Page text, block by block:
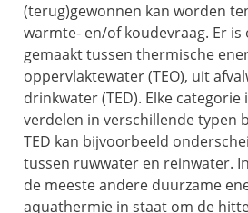
(terug)gewonnen kan worden
warmte- en/of koudevraag. Er is
gemaakt tussen thermische
oppervlaktewater (TEO), uit
drinkwater (TED). Elke
verdelen in verschillende typen
TED kan bijvoorbeeld
tussen ruwwater en reinwater.
de meeste andere duurzame
aquathermie in staat om de